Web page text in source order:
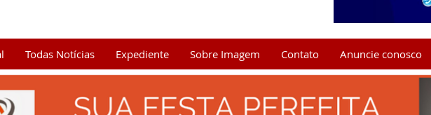
Todas Notícias Expediente Sobre Imagem Contato Anuncie conosco